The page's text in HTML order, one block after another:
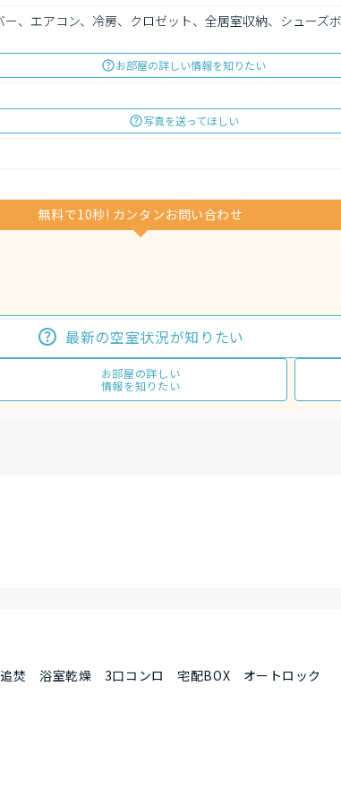
、エアコン、冷房、クロゼット、全居室収納、シューズ
お部屋の詳しい情報を知りたい
写真を送ってほしい
無料で10秒! カンタンお問い合わせ
最新の空室状況が知りたい
お部屋の詳しい
情報を知りたい
焚 浴室乾燥 3口コンロ 宅配BOX オートロック